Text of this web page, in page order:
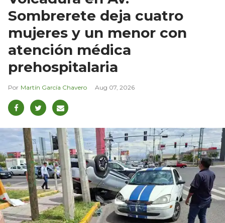
Sombrerete deja cuatro
mujeres y un menor con
atención médica
prehospitalaria
Martín García Chavero Aug 07, 2026